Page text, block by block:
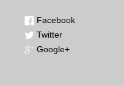
Facebook
Twitter
Google+